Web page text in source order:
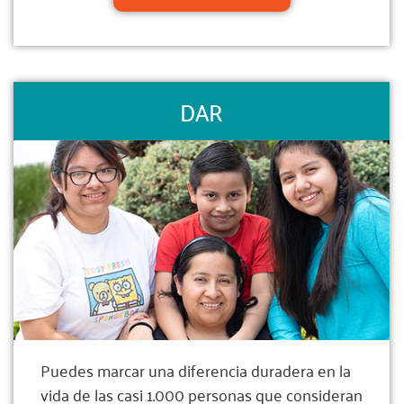
DAR
Puedes marcar una diferencia duradera en la
vida de las casi 1.000 personas que consideran